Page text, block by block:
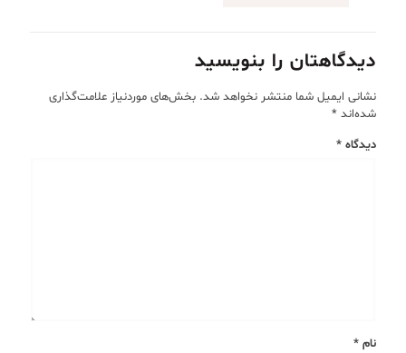
دیدگاهتان را بنویسید
نشانی ایمیل شما منتشر نخواهد شد. بخش‌های موردنیاز علامت‌گذاری
شده‌اند *
دیدگاه *
نام *